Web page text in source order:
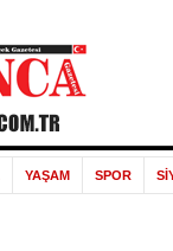
YAŞAM SPOR